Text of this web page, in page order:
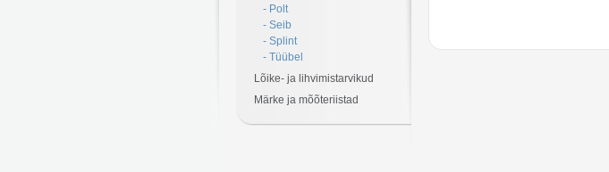
- Polt
- Seib
- Splint
- Tüübel
Lõike- ja lihvimistarvikud
Märke ja mõõteriistad